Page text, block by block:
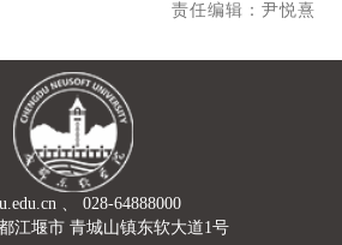
责任编辑：尹悦熹
、 028-64888000
江堰市 青城山镇东软大道1号